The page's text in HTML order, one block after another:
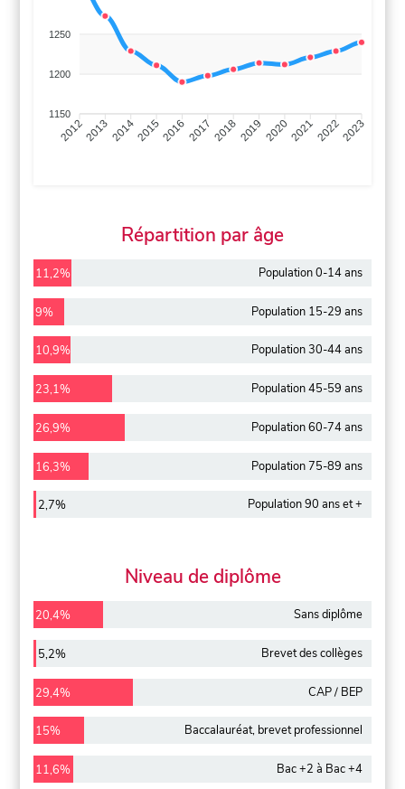
1250
1200
1150
201220132014201520162017 20182019 2020202120222023
Répartition par âge
11,2% Population 0-14 ans
9% Population 15-29 ans
10,9% Population 30-44 ans
23,1% Population 45-59 ans
26,9% Population 60-74 ans
16,3% Population 75-89 ans
2,7% Population 90 ans et +
Niveau de diplôme
20,4% Sans diplôme
5,2% Brevet des collèges
29,4% CAP / BEP
15% Baccalauréat, brevet professionnel
11,6% Bac +2 à Bac +4